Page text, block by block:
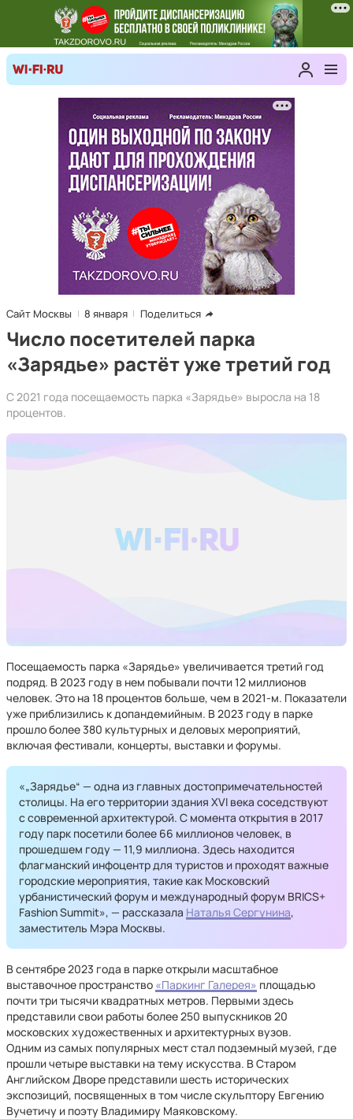
Сайт Москвы 8 января Поделиться
Число посетителей парка
«Зарядье» растёт уже третий год
С 2021 года посещаемость парка «Зарядье» выросла на 18
процентов.
Посещаемость парка «Зарядье» увеличивается третий год
подряд. В 2023 году в нем побывали почти 12 миллионов
человек. Это на 18 процентов больше, чем в 2021-м. Показатели
уже приблизились к допандемийным. В 2023 году в парке
прошло более 380 культурных и деловых мероприятий,
включая фестивали, концерты, выставки и форумы.
«„Зарядье“ — одна из главных достопримечательностей
столицы. На его территории здания XVI века соседствуют
с современной архитектурой. С момента открытия в 2017
году парк посетили более 66 миллионов человек, в
прошедшем году — 11,9 миллиона. Здесь находится
флагманский инфоцентр для туристов и проходят важные
городские мероприятия, такие как Московский
урбанистический форум и международный форум BRICS+
Fashion Summit», — рассказала Наталья Сергунина,
заместитель Мэра Москвы.
В сентябре 2023 года в парке открыли масштабное
выставочное пространство «Паркинг Галерея» площадью
почти три тысячи квадратных метров. Первыми здесь
представили свои работы более 250 выпускников 20
московских художественных и архитектурных вузов.
Одним из самых популярных мест стал подземный музей, где
прошли четыре выставки на тему искусства. В Старом
Английском Дворе представили шесть исторических
экспозиций, посвященных в том числе скульптору Евгению
Вучетичу и поэту Владимиру Маяковскому.